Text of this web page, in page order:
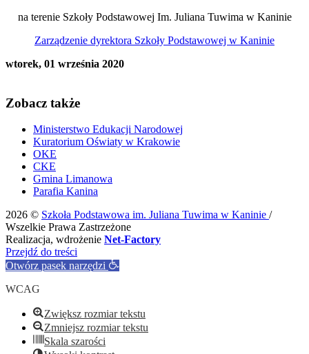
na terenie Szkoły Podstawowej Im. Juliana Tuwima w Kaninie
Zarządzenie dyrektora Szkoły Podstawowej w Kaninie
wtorek, 01 września 2020
Zobacz także
Ministerstwo Edukacji Narodowej
Kuratorium Oświaty w Krakowie
OKE
CKE
Gmina Limanowa
Parafia Kanina
2026 © Szkoła Podstawowa im. Juliana Tuwima w Kaninie /
Wszelkie Prawa Zastrzeżone
Realizacja, wdrożenie Net-Factory
Przejdź do treści
Otwórz pasek narzędzi
WCAG
Zwiększ rozmiar tekstu
Zmniejsz rozmiar tekstu
Skala szarości